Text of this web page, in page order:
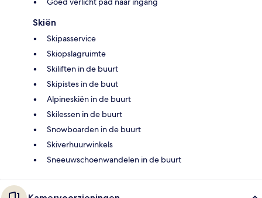
Skiën
Skipasservice
Skiopslagruimte
Skiliften in de buurt
Skipistes in de buut
Alpineskiën in de buurt
Skilessen in de buurt
Snowboarden in de buurt
Skiverhuurwinkels
Sneeuwschoenwandelen in de buurt